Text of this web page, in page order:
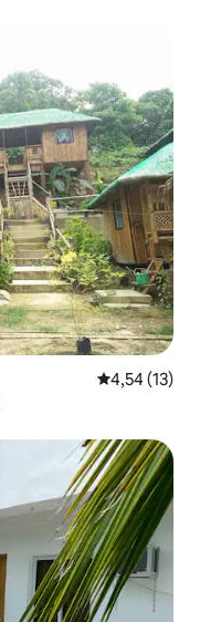
Évaluation
4,54 (13)